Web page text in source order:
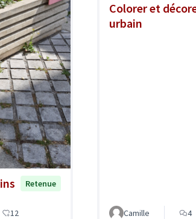
Retenue
12
Colorer et
urbain
Camille 4